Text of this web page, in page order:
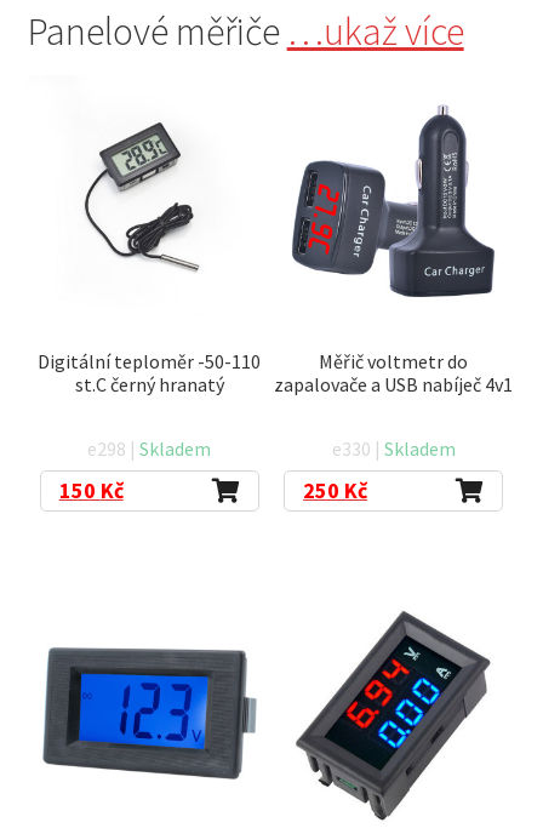
Panelové měřiče …ukaž více
Digitální teploměr -50-110
st.C černý hranatý
e298 |Skladem
150 Kč
Měřič voltmetr do
zapalovače a USB nabíječ 4v1
e330 | Skladem
250 Kč